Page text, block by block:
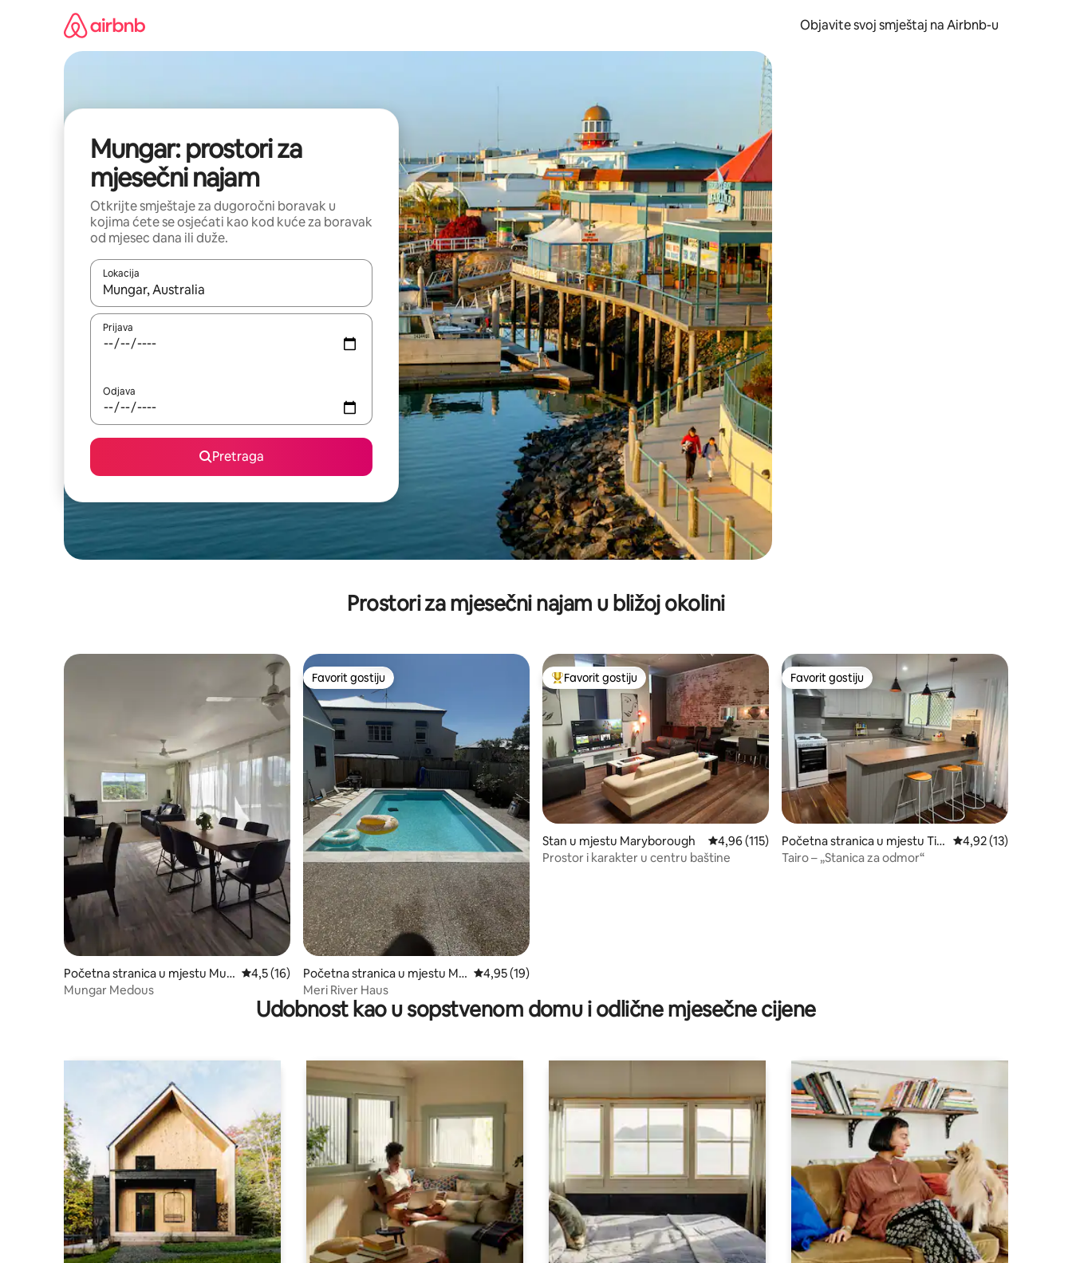
Objavite svoj smještaj na Airbnb-u
Mungar: prostori za
mjesečni najam
Otkrijte smještaje za dugoročni boravak u
kojima ćete se osjećati kao kod kuće za boravak
od mjesec dana ili duže.
Lokacija
Kad su rezultati dostupni, možete da se krećete kroz njih pomoću strelica nagore i nadolje, kao i da ih istražujte dodirom ili prevlačenjem.
Prijava
Odjava
Pretraga
Prostori za mjesečni najam u bližoj okolini
Početna stranica u mjestu Mun
gar
prosječna ocjena 4,5 od 5, recenzija: 16
4,5 (16)
Mungar Medous
Favorit gostiju
Favorit gostiju
Početna stranica u mjestu Ma
ryborough
prosječna ocjena 4,95 od 5, recenzija: 19
4,95 (19)
Meri River Haus
Glavni favorit gostiju
Favorit gostiju
Stan u mjestu Maryborough prosječna ocjena 4,96 od 5, recenzija: 115
4,96 (115)
Prostor i karakter u centru baštine
Favorit gostiju
Favorit gostiju
Početna stranica u mjestu Tia
ro
prosječna ocjena
4,92 (13)
Tairo – „Stanica za odmor“
Udobnost kao u sopstvenom domu i odlične mjesečne cijene